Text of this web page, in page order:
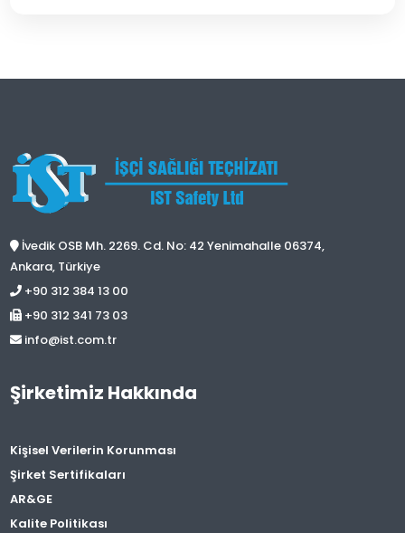
İvedik OSB Mh. 2269. Cd. No: 42 Yenimahalle 06374,
Ankara, Türkiye
+90 312 384 13 00
+90 312 341 73 03
info@ist.com.tr
Şirketimiz Hakkında
Kişisel Verilerin Korunması
Şirket Sertifikaları
AR&GE
Kalite Politikası